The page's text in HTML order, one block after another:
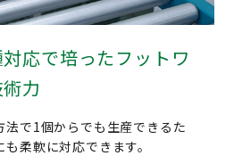
応で培ったフットワ
力
法で1個からでも生産できるた
柔軟に対応できます。